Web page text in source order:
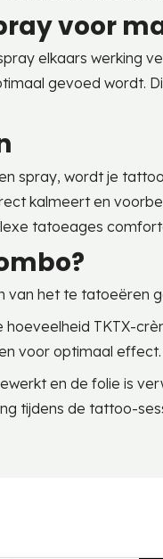
voor
elkaars werking
gevoed wordt.
spray, wordt je
kalmeert en
tatoeages
van het te tatoeëren
hoeveelheid TKTX-
voor optimaal effect.
en de folie is
tijdens de tattoo-